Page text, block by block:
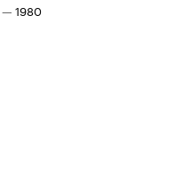
— 1980